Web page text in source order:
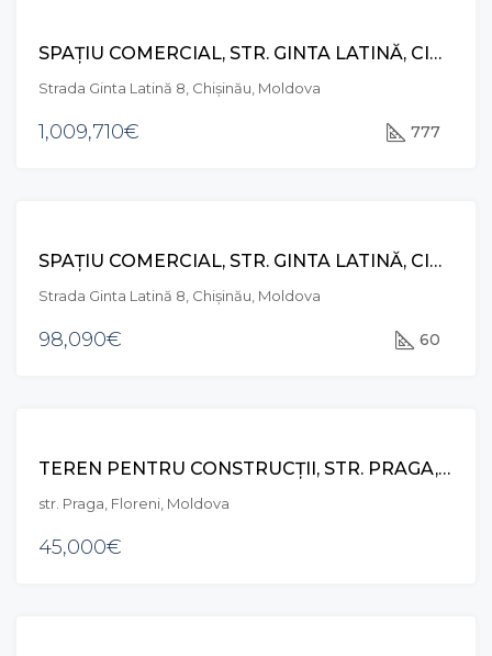
SPAȚIU COMERCIAL, STR. GINTA LATINĂ, CIOCANA
Strada Ginta Latină 8, Chișinău, Moldova
1,009,710€ 777
SPAȚIU COMERCIAL, STR. GINTA LATINĂ, CIOCANA
Strada Ginta Latină 8, Chișinău, Moldova
98,090€ 60
TEREN PENTRU CONSTRUCȚII, STR. PRAGA, SAT. FLORENI
str. Praga, Floreni, Moldova
45,000€